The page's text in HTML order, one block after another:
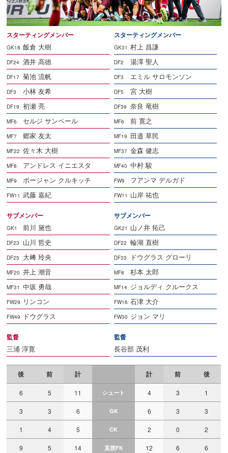
スターティングメンバー
GK18 飯倉 大樹
DF24 酒井 高徳
DF17 菊池 流帆
DF3 小林 友希
DF19 初瀬 亮
MF6 セルジ サンペール
MF7 郷家 友太
MF22 佐々木 大樹
MF8 アンドレス イニエスタ
MF9 ボージャン クルキッチ
FW11 武藤 嘉紀
サブメンバー
GK1 前川 黛也
DF23 山川 哲史
DF25 大﨑 玲央
MF20 井上 潮音
MF31 中坂 勇哉
FW29 リンコン
FW49 ドウグラス
監督
三浦 淳寛
スターティングメンバー
GK31 村上 昌謙
DF2 湯澤 聖人
DF3 エミル サロモンソン
DF5 宮 大樹
DF39 奈良 竜樹
MF6 前 寛之
MF19 田邉 草民
MF37 金森 健志
MF40 中村 駿
FW9 フアンマ デルガド
FW11 山岸 祐也
サブメンバー
GK21 山ノ井 拓己
DF22 輪湖 直樹
DF33 ドウグラス グローリ
MF8 杉本 太郎
MF14 ジョルディ クルークス
FW16 石津 大介
FW30 ジョン マリ
監督
長谷部 茂利
後 前 計 計 前 後
6 5 11 シュート 4 3 1
3 3 6 GK 6 3 3
1 4 5 CK 2 0 2
9 5 14 直接FK 12 6 6